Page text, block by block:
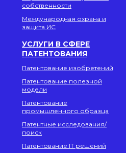
собственности
Международная охрана и
защита ИС
УСЛУГИ В СФЕРЕ
ПАТЕНТОВАНИЯ
Патентование изобретений
Патентование полезной
модели
Патентование
промышленного образца
Патентные исследования/
поиск
Патентование IT решений